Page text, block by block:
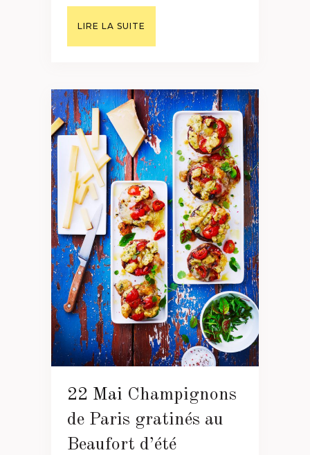
LIRE LA SUITE
22 Mai Champignons
de Paris gratinés au
Beaufort d’été